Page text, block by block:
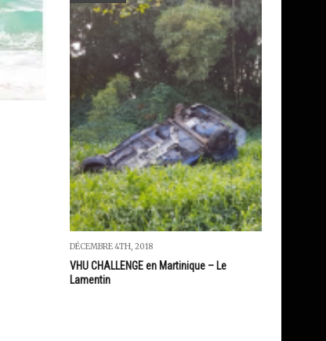
DÉCEMBRE 4TH, 2018
VHU CHALLENGE en Martinique – Le
Lamentin